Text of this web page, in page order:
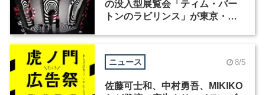
の没入型展覧会「ティム・バー
トンのラビリンス」が東京・豊
ニュース 8/5
佐藤可士和、中村勇吾、MIKIKO